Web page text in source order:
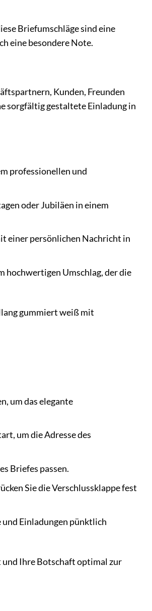
Briefumschläge sind eine
eine besondere Note.
Kunden, Freunden
sorgfältig gestaltete Einladung in
professionellen und
oder Jubiläen in einem
einer persönlichen Nachricht in
hochwertigen Umschlag, der die
gummiert weiß mit
um das elegante
um die Adresse des
Briefes passen.
Sie die Verschlussklappe fest
und Einladungen pünktlich
und Ihre Botschaft optimal zur